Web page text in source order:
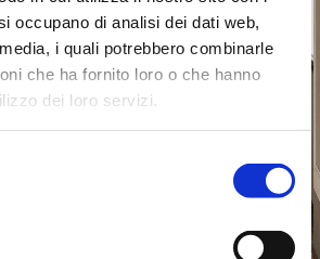
occupano di analisi dei dati web,
i quali potrebbero combinarle
che ha fornito loro o che hanno
dei loro servizi.